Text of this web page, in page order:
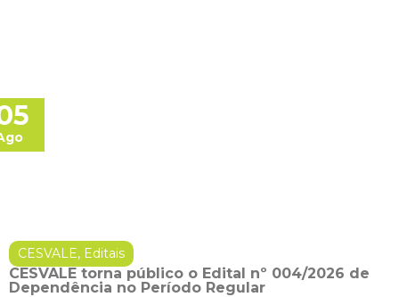
CESVALE, Editais
CESVALE torna público o Edital nº 004/2026 de
Dependência no Período Regular